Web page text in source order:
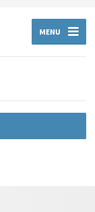
MENU